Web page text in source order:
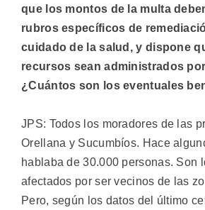
que los montos de la multa
rubros específicos de
cuidado de la salud, y dispone
recursos sean administrados
¿Cuántos son los eventuales
JPS: Todos los moradores de las
Orellana y Sucumbíos. Hace
hablaba de 30.000 personas. Son
afectados por ser vecinos de las
Pero, según los datos del último